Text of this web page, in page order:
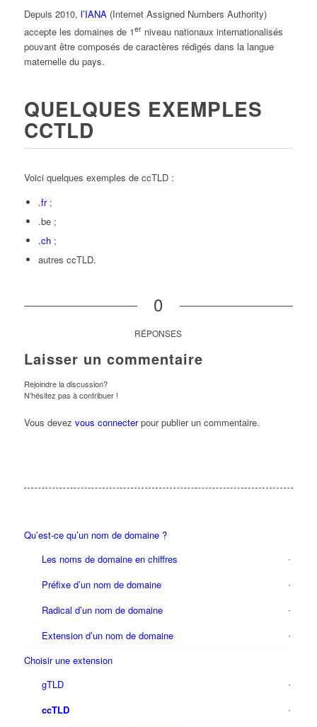
Depuis 2010, l’IANA(Internet Assigned Numbers Authority)
accepte les domaines de 1erniveau nationaux internationalisés
pouvant être composés de caractères rédigés dans la langue
maternelle du pays.
QUELQUES EXEMPLES
CCTLD
Voici quelques exemples de ccTLD :
.fr;
.be ;
.ch;
autres ccTLD.
0
RÉPONSES
Laisser un commentaire
Rejoindre la discussion?
N’hésitez pas à contribuer !
Vous devez vous connecterpour publier un commentaire.
Qu’est-ce qu’un nom de domaine ?
Les noms de domaine en chiffres
Préfixe d’un nom de domaine
Radical d’un nom de domaine
Extension d’un nom de domaine
Choisir une extension
gTLD
ccTLD